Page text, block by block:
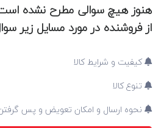
هنوز هیچ سوالی مطرح نشده
از فروشنده در مورد مسایل زیر
کیفیت و شرایط کالا
تنوع کالا
نحوه ارسال و امکان تعویض و پس گرفتن